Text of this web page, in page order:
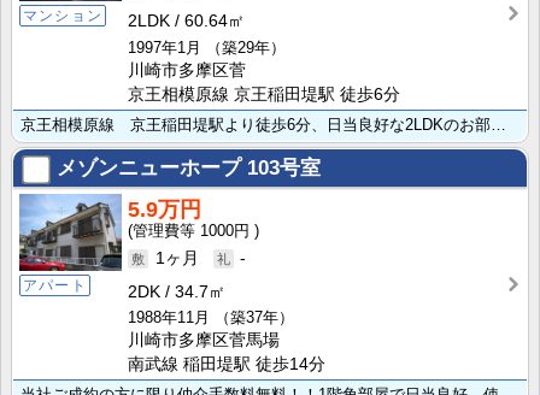
マンション
2LDK
60.64㎡
1997年1月
（築29年）
川崎市多摩区菅
京王相模原線 京王稲田堤駅 徒歩6分
京王相模原線 京王稲田堤駅より徒歩6分、日当良好な2LDKのお部屋です。南に面した室内は採光・通風に･･･
メゾンニューホープ103号室
アパート
5.9万円
1000円
1ヶ月
-
2DK
34.7㎡
1988年11月
（築37年）
川崎市多摩区菅馬場
南武線 稲田堤駅 徒歩14分